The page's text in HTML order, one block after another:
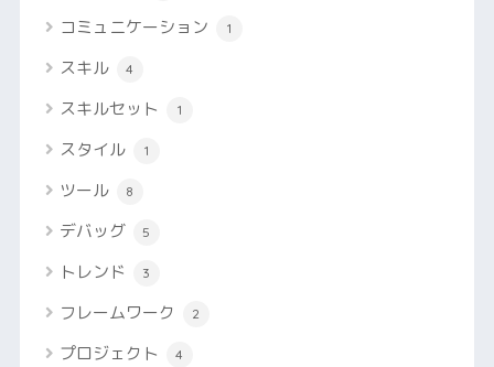
コミュニケーション 1
スキル 4
スキルセット 1
スタイル 1
ツール 8
デバッグ 5
トレンド 3
フレームワーク 2
プロジェクト 4